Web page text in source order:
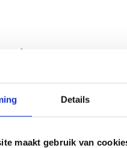
Details
maakt gebruik van